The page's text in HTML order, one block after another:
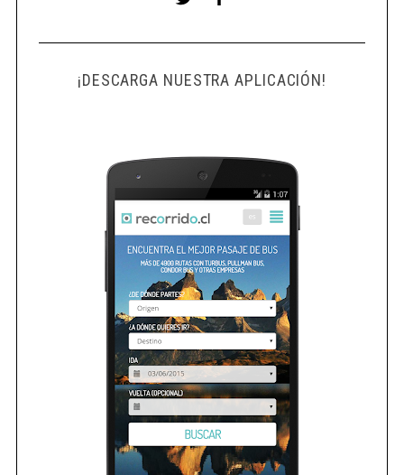
¡DESCARGA NUESTRA APLICACIÓN!